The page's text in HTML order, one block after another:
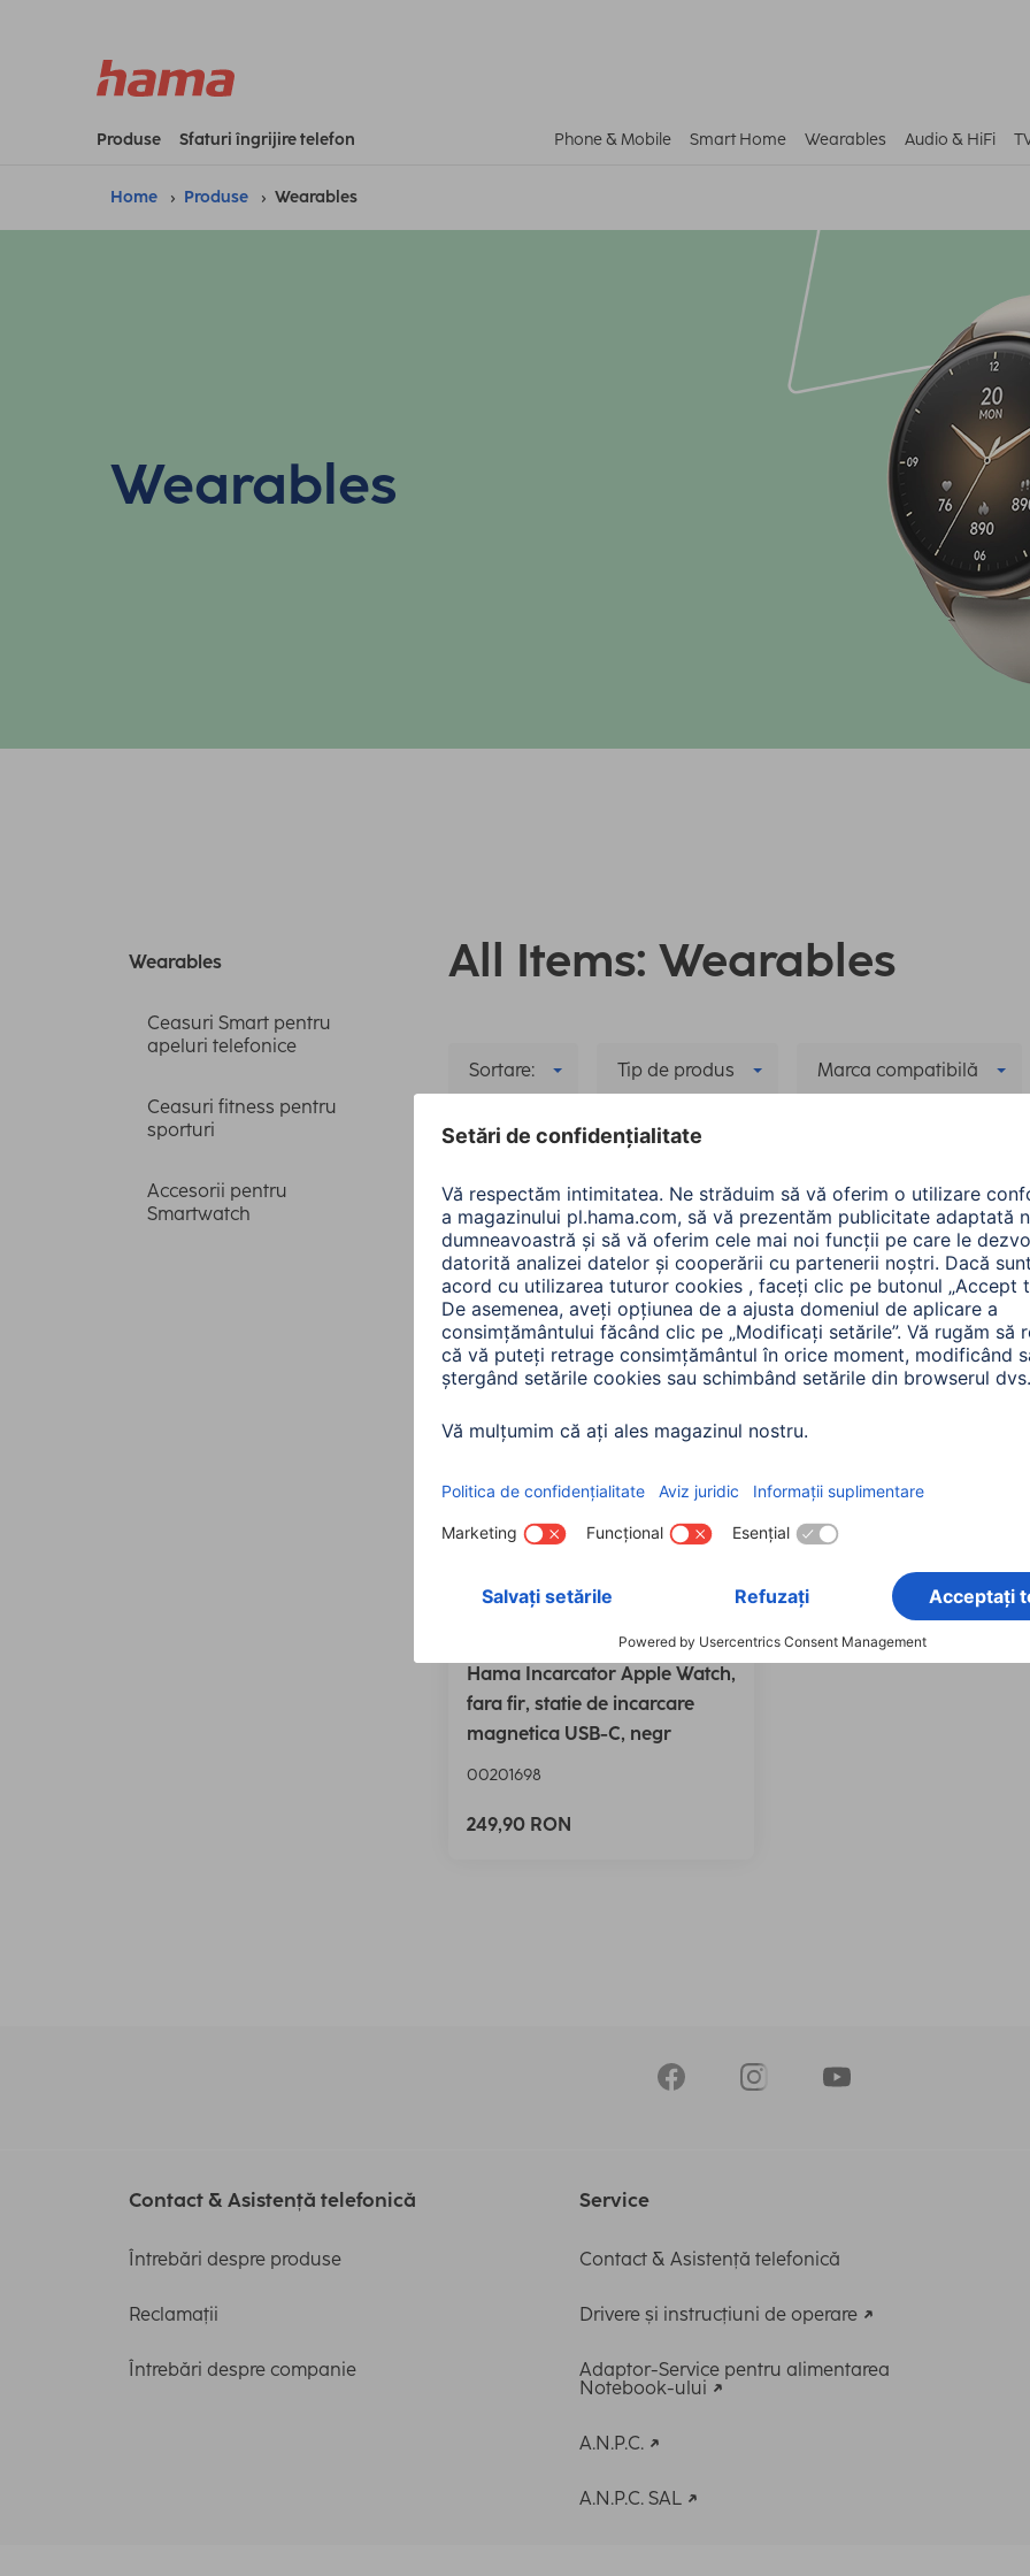
Produse Sfaturi îngrijire telefon Phone & Mobile Smart Home Wearables Audio & HiFi
Home Produse Wearables
Wearables
Wearables
Ceasuri Smart pentru
apeluri telefonice
Ceasuri fitness pentru
sporturi
Accesorii pentru
Smartwatch
All Items: Wearables
Sortare: Tip de produs Marca compatibilă
Performanţă maximă de ieşire
Model compatibil: 14 Ultra Ștergeți toate filtrele
1 articol
Hama Incarcator Apple Watch,
fara fir, statie de incarcare
magnetica USB-C, negr
00201698
249,90 RON
Contact & Asistență telefonică
Întrebări despre produse
Reclamații
Întrebări despre companie
Service
Contact & Asistență telefonică
Drivere și instrucțiuni de operare
Adaptor-Service pentru alimentarea
Notebook-ului
A.N.P.C.
A.N.P.C. SAL